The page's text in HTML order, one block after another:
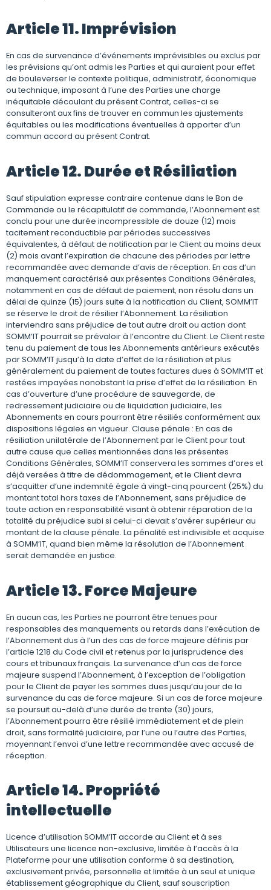
Article 11. Imprévision
En cas de survenance d’événements imprévisibles ou exclus par
les prévisions qu’ont admis les Parties et qui auraient pour effet
de bouleverser le contexte politique, administratif, économique
ou technique, imposant à l’une des Parties une charge
inéquitable découlant du présent Contrat, celles-ci se
consulteront aux fins de trouver en commun les ajustements
équitables ou les modifications éventuelles à apporter d’un
commun accord au présent Contrat.
Article 12. Durée et Résiliation
Sauf stipulation expresse contraire contenue dans le Bon de
Commande ou le récapitulatif de commande, l’Abonnement est
conclu pour une durée incompressible de douze (12) mois
tacitement reconductible par périodes successives
équivalentes, à défaut de notification par le Client au moins deux
(2) mois avant l’expiration de chacune des périodes par lettre
recommandée avec demande d’avis de réception. En cas d’un
manquement caractérisé aux présentes Conditions Générales,
notamment en cas de défaut de paiement, non résolu dans un
délai de quinze (15) jours suite à la notification du Client, SOMM’IT
se réserve le droit de résilier l’Abonnement. La résiliation
interviendra sans préjudice de tout autre droit ou action dont
SOMM’IT pourrait se prévaloir à l’encontre du Client. Le Client reste
tenu du paiement de tous les Abonnements antérieurs exécutés
par SOMM’IT jusqu’à la date d’effet de la résiliation et plus
généralement du paiement de toutes factures dues à SOMM’IT et
restées impayées nonobstant la prise d’effet de la résiliation. En
cas d’ouverture d’une procédure de sauvegarde, de
redressement judiciaire ou de liquidation judiciaire, les
Abonnements en cours pourront être résiliés conformément aux
dispositions légales en vigueur. Clause pénale : En cas de
résiliation unilatérale de l’Abonnement par le Client pour tout
autre cause que celles mentionnées dans les présentes
Conditions Générales, SOMM’IT conservera les sommes d’ores et
déjà versées à titre de dédommagement, et le Client devra
s’acquitter d’une indemnité égale à vingt-cinq pourcent (25%) du
montant total hors taxes de l’Abonnement, sans préjudice de
toute action en responsabilité visant à obtenir réparation de la
totalité du préjudice subi si celui-ci devait s’avérer supérieur au
montant de la clause pénale. La pénalité est indivisible et acquise
à SOMM’IT, quand bien même la résolution de l’Abonnement
serait demandée en justice.
Article 13. Force Majeure
En aucun cas, les Parties ne pourront être tenues pour
responsables des manquements ou retards dans l’exécution de
l’Abonnement dus à l’un des cas de force majeure définis par
l’article 1218 du Code civil et retenus par la jurisprudence des
cours et tribunaux français. La survenance d’un cas de force
majeure suspend l’Abonnement, à l’exception de l’obligation
pour le Client de payer les sommes dues jusqu’au jour de la
survenance du cas de force majeure. Si un cas de force majeure
se poursuit au-delà d’une durée de trente (30) jours,
l’Abonnement pourra être résilié immédiatement et de plein
droit, sans formalité judiciaire, par l’une ou l’autre des Parties,
moyennant l’envoi d’une lettre recommandée avec accusé de
réception.
Article 14. Propriété
intellectuelle
Licence d’utilisation SOMM’IT accorde au Client et à ses
Utilisateurs une licence non-exclusive, limitée à l’accès à la
Plateforme pour une utilisation conforme à sa destination,
exclusivement privée, personnelle et limitée à un seul et unique
établissement géographique du Client, sauf souscription